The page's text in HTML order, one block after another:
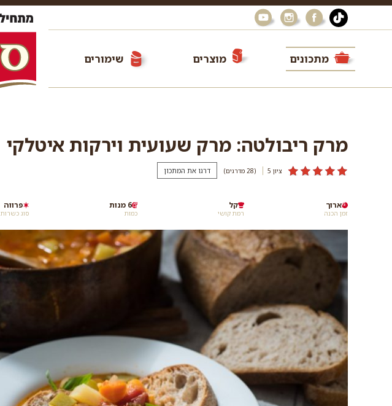
מתכונים מוצרים שימורים
מרק ריבולטה: מרק שעועית וירקות איטלקי
ציון 5 (28 מדרגים) דרגו את המתכון
זמן הכנה
ארוך
רמת קושי
קל
כמות
6 מנות
סוג כשרות
פרווה